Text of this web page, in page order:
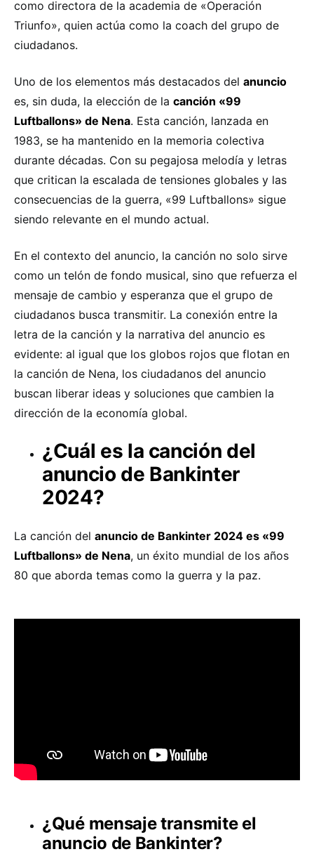
como directora de la academia de «Operación
Triunfo», quien actúa como la coach del grupo de
ciudadanos.
Uno de los elementos más destacados del anuncio
es, sin duda, la elección de la canción «99
Luftballons» de Nena. Esta canción, lanzada en
1983, se ha mantenido en la memoria colectiva
durante décadas. Con su pegajosa melodía y letras
que critican la escalada de tensiones globales y las
consecuencias de la guerra, «99 Luftballons» sigue
siendo relevante en el mundo actual.
En el contexto del anuncio, la canción no solo sirve
como un telón de fondo musical, sino que refuerza el
mensaje de cambio y esperanza que el grupo de
ciudadanos busca transmitir. La conexión entre la
letra de la canción y la narrativa del anuncio es
evidente: al igual que los globos rojos que flotan en
la canción de Nena, los ciudadanos del anuncio
buscan liberar ideas y soluciones que cambien la
dirección de la economía global.
¿Cuál es la canción del
anuncio de Bankinter
2024?
La canción del anuncio de Bankinter 2024 es «99
Luftballons» de Nena, un éxito mundial de los años
80 que aborda temas como la guerra y la paz.
¿Qué mensaje transmite el
anuncio de Bankinter?